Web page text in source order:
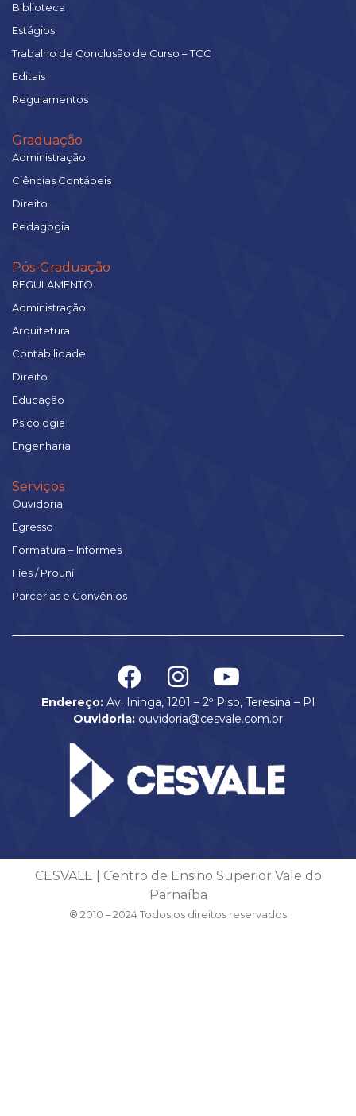
Biblioteca
Estágios
Trabalho de Conclusão de Curso – TCC
Editais
Regulamentos
Graduação
Administração
Ciências Contábeis
Direito
Pedagogia
Pós-Graduação
REGULAMENTO
Administração
Arquitetura
Contabilidade
Direito
Educação
Psicologia
Engenharia
Serviços
Ouvidoria
Egresso
Formatura – Informes
Fies / Prouni
Parcerias e Convênios
Endereço:Av. Ininga, 1201 – 2º Piso, Teresina – PI
Ouvidoria: ouvidoria@cesvale.com.br
CESVALE | Centro de Ensino Superior Vale do
Parnaíba
® 2010 – 2024 Todos os direitos reservados